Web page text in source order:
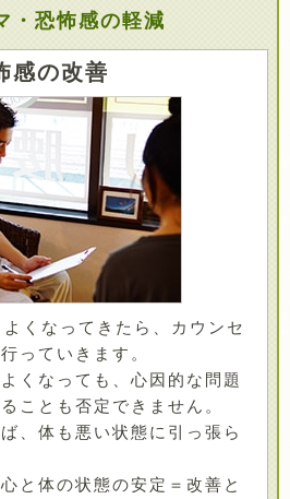
・恐怖感の軽減
感の改善
くなってきたら、カウンセ
っていきます。
くなっても、心因的な問題
ことも否定できません。
、体も悪い状態に引っ張ら
と体の状態の安定＝改善と